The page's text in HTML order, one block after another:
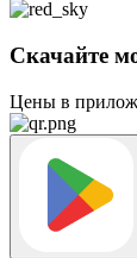
Скачайте
Цены в